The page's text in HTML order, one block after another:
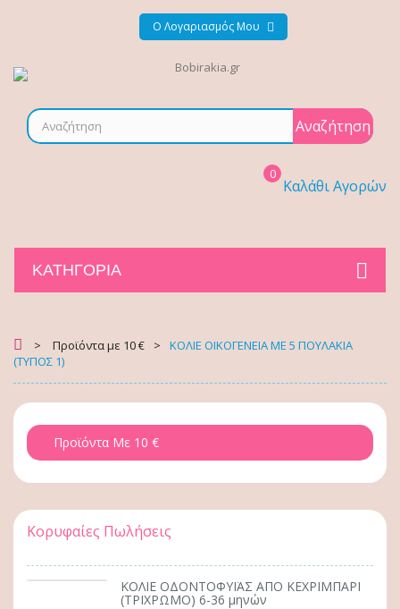
Ο Λογαριασμός Μου
Αναζήτηση
Καλάθι Αγορών
0
ΚΑΤΗΓΟΡΊΑ
> Προϊόντα με 10 € >
ΚΟΛΙΕ ΟΙΚΟΓΕΝΕΙΑ ΜΕ 5 ΠΟΥΛΑΚΙΑ
(ΤΥΠΟΣ 1)
Προϊόντα Με 10 €
Κορυφαίες Πωλήσεις
ΚΟΛΙΕ ΟΔΟΝΤΟΦΥΪΑΣ ΑΠΟ ΚΕΧΡΙΜΠΑΡΙ
(ΤΡΙΧΡΩΜΟ) 6-36 μηνών